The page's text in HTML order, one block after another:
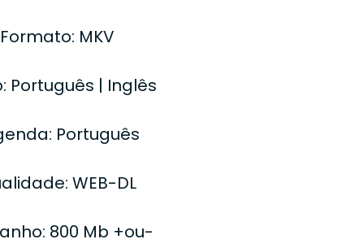
Formato: MKV
Português | Inglês
Português
WEB-DL
800 Mb +ou-